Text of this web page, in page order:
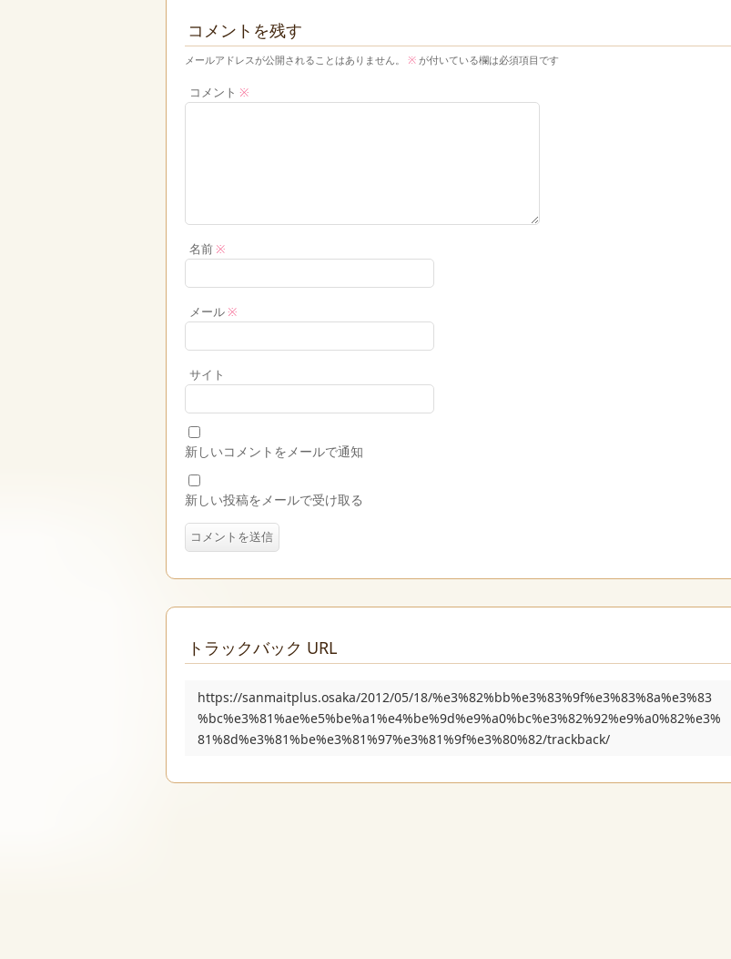
コメントを残す
メールアドレスが公開されることはありません。 ※ が付いている欄は必須項目です
コメント ※
名前※
メール※
サイト
新しいコメントをメールで通知
新しい投稿をメールで受け取る
トラックバック URL
https://sanmaitplus.osaka/2012/05/18/%e3%82%bb%e3%83%9f%e3%83%8a%e3%83
%bc%e3%81%ae%e5%be%a1%e4%be%9d%e9%a0%bc%e3%82%92%e9%a0%82%e3%
81%8d%e3%81%be%e3%81%97%e3%81%9f%e3%80%82/trackback/